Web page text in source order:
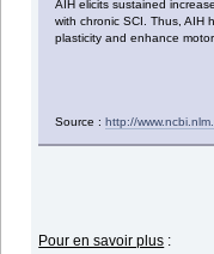
AIH elicits sustained
with chronic SCI. Thus, AIH
plasticity and enhance
Source : http://
Pour en savoir plus :